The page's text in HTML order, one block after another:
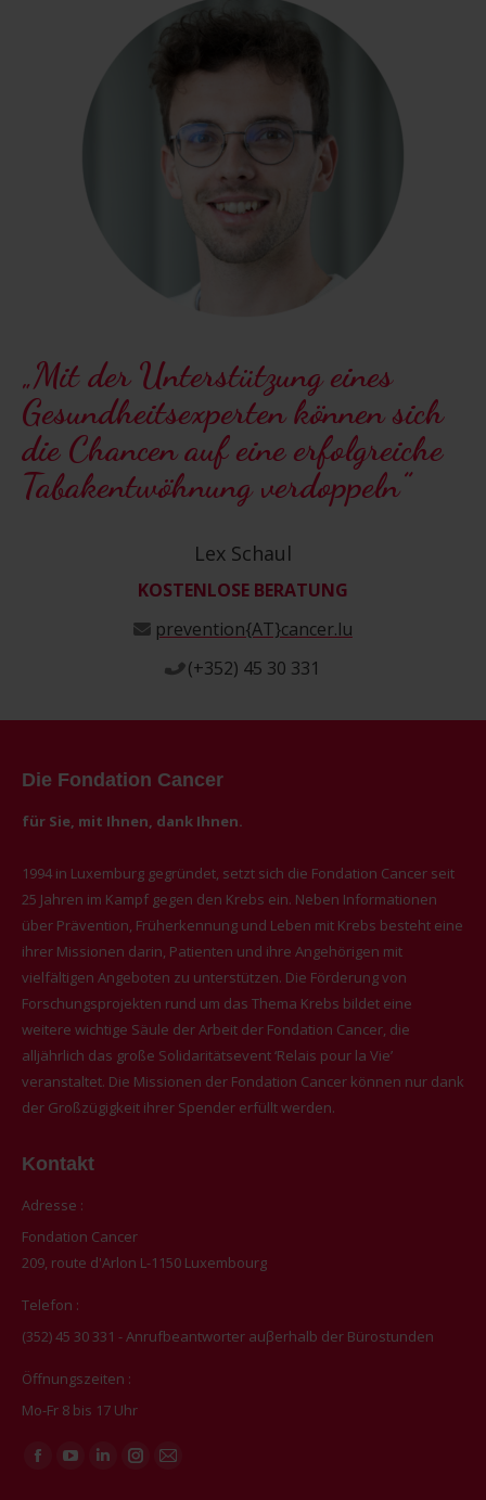
„Mit der Unterstützung eines
Gesundheitsexperten können sich
die Chancen auf eine erfolgreiche
Tabakentwöhnung verdoppeln”
Lex Schaul
KOSTENLOSE BERATUNG
prevention{AT}cancer.lu
(+352) 45 30 331
Die Fondation Cancer
für Sie, mit Ihnen, dank Ihnen.
1994 in Luxemburg gegründet, setzt sich die Fondation Cancer seit
25 Jahren im Kampf gegen den Krebs ein. Neben Informationen
über Prävention, Früherkennung und Leben mit Krebs besteht eine
ihrer Missionen darin, Patienten und ihre Angehörigen mit
vielfältigen Angeboten zu unterstützen. Die Förderung von
Forschungsprojekten rund um das Thema Krebs bildet eine
weitere wichtige Säule der Arbeit der Fondation Cancer, die
alljährlich das große Solidaritätsevent ‘Relais pour la Vie’
veranstaltet. Die Missionen der Fondation Cancer können nur dank
der Großzügigkeit ihrer Spender erfüllt werden.
Kontakt
Adresse :
Fondation Cancer
209, route d'Arlon L-1150 Luxembourg
Telefon :
(352) 45 30 331 - Anrufbeantworter auβerhalb der Bürostunden
Öffnungszeiten :
Mo-Fr 8 bis 17 Uhr
Finden Sie uns auf:
Facebook
LinkedinInstagram
E-